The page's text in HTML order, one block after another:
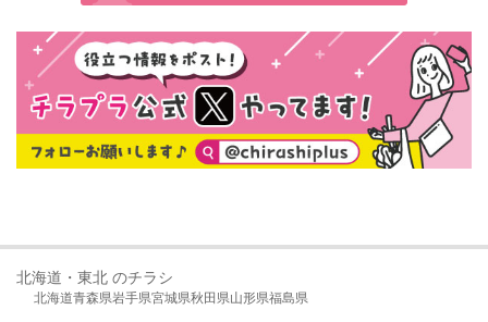
北海道・東北 のチラシ
北海道青森県岩手県宮城県秋田県山形県福島県